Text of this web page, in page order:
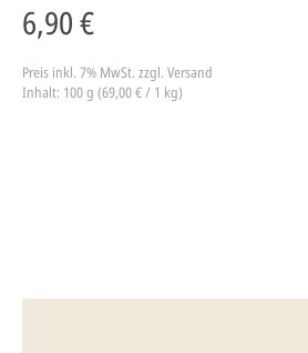
6,90 €
Preis inkl. 7% MwSt. zzgl. Versand
Inhalt: 100 g (69,00 € / 1 kg)